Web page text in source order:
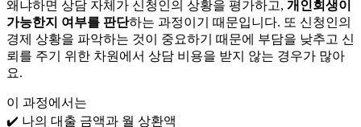
왜냐하면 상담 자체가 신청인의 상황을 평가하고, 개인회생이
가능한지 여부를 판단하는 과정이기 때문입니다. 또 신청인의
경제 상황을 파악하는 것이 중요하기 때문에 부담을 낮추고 신
뢰를 주기 위한 차원에서 상담 비용을 받지 않는 경우가 많아
요.
이 과정에서는
✔️ 나의 대출 금액과 월 상환액